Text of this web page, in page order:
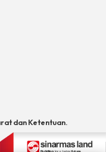
dan Ketentuan.